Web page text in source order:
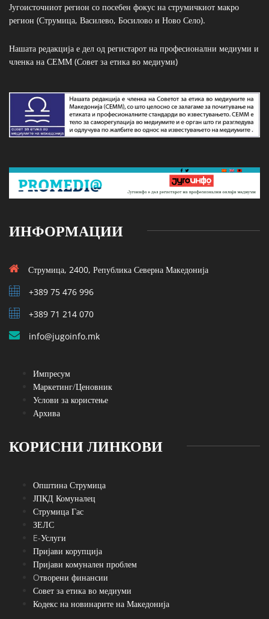
Југоисточниот регион со посебен фокус на струмичкиот макро
регион (Струмица, Василево, Босилово и Ново Село).
Нашата редакција е дел од регистарот на професионални медиуми и
членка на СЕММ (Совет за етика во медиуми)
ИНФОРМАЦИИ
Струмица, 2400, Република Северна Македонија
+389 75 476 996
+389 71 214 070
info@jugoinfo.mk
Импресум
Маркетинг/Ценовник
Услови за користење
Архива
КОРИСНИ ЛИНКОВИ
Општина Струмица
ЈПКД Комуналец
Струмица Гас
ЗЕЛС
E-Услуги
Пријави корупција
Пријави комунален проблем
Oтворени финансии
Совет за етика во медиуми
Кодекс на новинарите на Македонија